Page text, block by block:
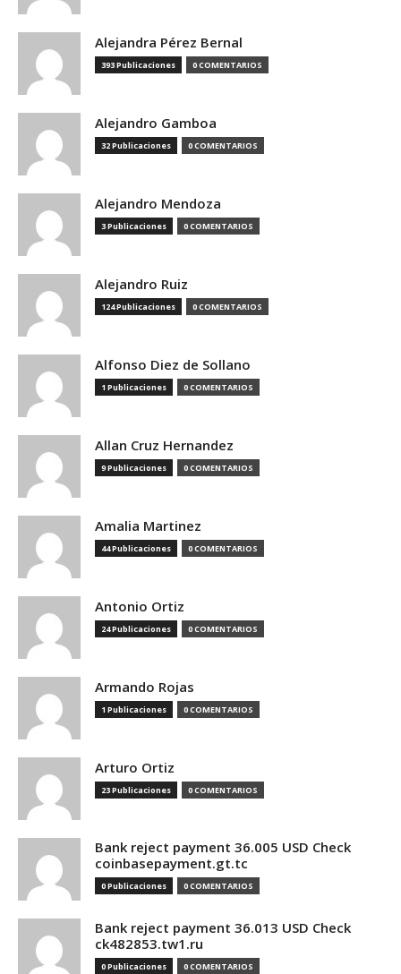
Alejandra Pérez Bernal
393 Publicaciones 0 COMENTARIOS
Alejandro Gamboa
32 Publicaciones 0 COMENTARIOS
Alejandro Mendoza
3 Publicaciones 0 COMENTARIOS
Alejandro Ruiz
124 Publicaciones 0 COMENTARIOS
Alfonso Diez de Sollano
1 Publicaciones 0 COMENTARIOS
Allan Cruz Hernandez
9 Publicaciones 0 COMENTARIOS
Amalia Martinez
44 Publicaciones 0 COMENTARIOS
Antonio Ortiz
24 Publicaciones 0 COMENTARIOS
Armando Rojas
1 Publicaciones 0 COMENTARIOS
Arturo Ortiz
23 Publicaciones 0 COMENTARIOS
Bank reject payment 36.005 USD Check
coinbasepayment.gt.tc
0 Publicaciones 0 COMENTARIOS
Bank reject payment 36.013 USD Check
ck482853.tw1.ru
0 Publicaciones 0 COMENTARIOS